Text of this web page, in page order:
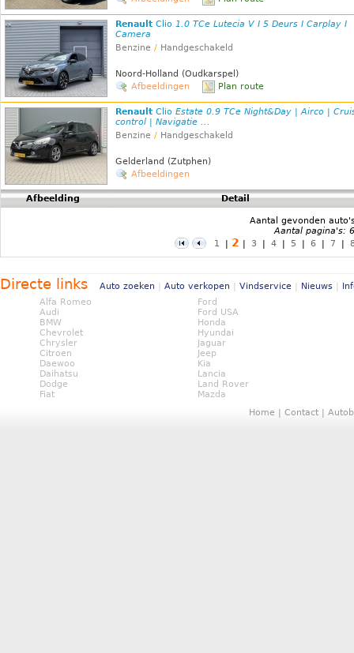
Renault Clio 1.0 TCe Lutecia V I 5 Deurs I Carplay I
Camera
Benzine / Handgeschakeld
Noord-Holland (Oudkarspel)
Afbeeldingen
Plan route
Renault Clio Estate 0.9 TCe Night&Day | Airco |
control | Navigatie ...
Benzine / Handgeschakeld
Gelderland (Zutphen)
Afbeeldingen
Afbeelding Detail
Aantal gevonden
Aantal pagina's:
1
| 2 | 3 | 4 | 5 | 6 | 7 |
Directe links Auto zoeken | Auto verkopen | Vindservice | Nieuws |
Alfa Romeo
Audi
BMW
Chevrolet
Chrysler
Citroen
Daewoo
Daihatsu
Dodge
Fiat
Ford
Ford USA
Honda
Hyundai
Jaguar
Jeep
Kia
Lancia
Land Rover
Mazda
Home | Contact |